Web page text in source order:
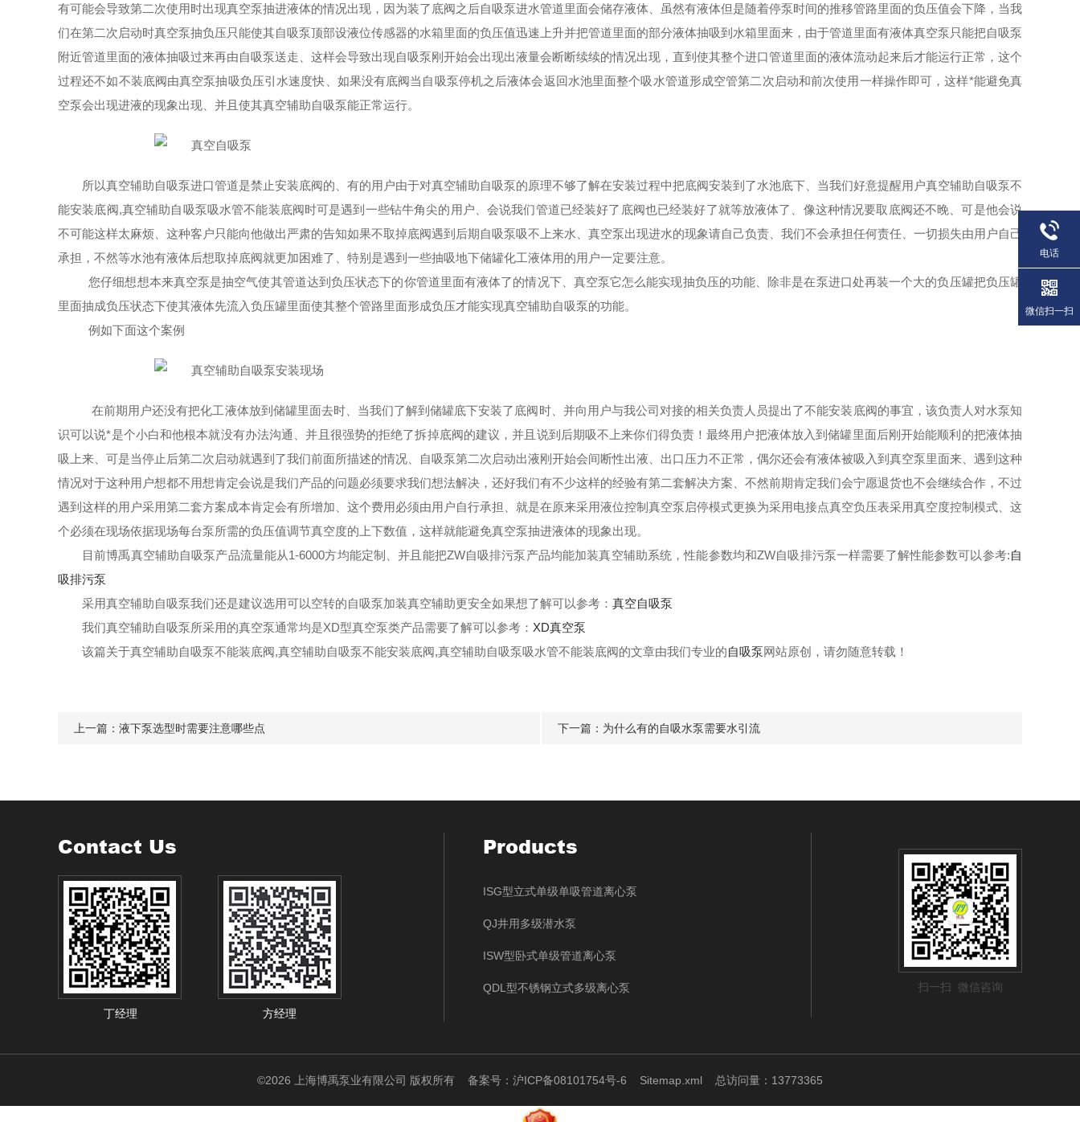
有可能会导致第二次使用时出现真空泵抽进液体的情况出现，因为装了底阀之后自吸泵进水管道里面会储存液体、虽然有液体但是随着停泵时间的推移管路里面的负压值会下降，当我
们在第二次启动时真空泵抽负压只能使其自吸泵顶部设液位传感器的水箱里面的负压值迅速上升并把管道里面的部分液体抽吸到水箱里面来，由于管道里面有液体真空泵只能把自吸泵
附近管道里面的液体抽吸过来再由自吸泵送走、这样会导致出现自吸泵刚开始会出现出液量会断断续续的情况出现，直到使其整个进口管道里面的液体流动起来后才能运行正常，这个
过程还不如不装底阀由真空泵抽吸负压引水速度快、如果没有底阀当自吸泵停机之后液体会返回水池里面整个吸水管道形成空管第二次启动和前次使用一样操作即可，这样*能避免真
空泵会出现进液的现象出现、并且使其真空辅助自吸泵能正常运行。
所以真空辅助自吸泵进口管道是禁止安装底阀的、有的用户由于对真空辅助自吸泵的原理不够了解在安装过程中把底阀安装到了水池底下、当我们好意提醒用户真空辅助自吸泵不
能安装底阀,真空辅助自吸泵吸水管不能装底阀时可是遇到一些钻牛角尖的用户、会说我们管道已经装好了底阀也已经装好了就等放液体了、像这种情况要取底阀还不晚、可是他会说
不可能这样太麻烦、这种客户只能向他做出严肃的告知如果不取掉底阀遇到后期自吸泵吸不上来水、真空泵出现进水的现象请自己负责、我们不会承担任何责任、一切损失由用户自己
承担，不然等水池有液体后想取掉底阀就更加困难了、特别是遇到一些抽吸地下储罐化工液体用的用户一定要注意。
您仔细想想本来真空泵是抽空气使其管道达到负压状态下的你管道里面有液体了的情况下、真空泵它怎么能实现抽负压的功能、除非是在泵进口处再装一个大的负压罐把负压罐
里面抽成负压状态下使其液体先流入负压罐里面使其整个管路里面形成负压才能实现真空辅助自吸泵的功能。
例如下面这个案例
在前期用户还没有把化工液体放到储罐里面去时、当我们了解到储罐底下安装了底阀时、并向用户与我公司对接的相关负责人员提出了不能安装底阀的事宜，该负责人对水泵知
识可以说*是个小白和他根本就没有办法沟通、并且很强势的拒绝了拆掉底阀的建议，并且说到后期吸不上来你们得负责！最终用户把液体放入到储罐里面后刚开始能顺利的把液体抽
吸上来、可是当停止后第二次启动就遇到了我们前面所描述的情况、自吸泵第二次启动出液刚开始会间断性出液、出口压力不正常，偶尔还会有液体被吸入到真空泵里面来、遇到这种
情况对于这种用户想都不用想肯定会说是我们产品的问题必须要求我们想法解决，还好我们有不少这样的经验有第二套解决方案、不然前期肯定我们会宁愿退货也不会继续合作，不过
遇到这样的用户采用第二套方案成本肯定会有所增加、这个费用必须由用户自行承担、就是在原来采用液位控制真空泵启停模式更换为采用电接点真空负压表采用真空度控制模式、这
个必须在现场依据现场每台泵所需的负压值调节真空度的上下数值，这样就能避免真空泵抽进液体的现象出现。
目前博禹真空辅助自吸泵产品流量能从1-6000方均能定制、并且能把ZW自吸排污泵产品均能加装真空辅助系统，性能参数均和ZW自吸排污泵一样需要了解性能参数可以参考:自
吸排污泵
采用真空辅助自吸泵我们还是建议选用可以空转的自吸泵加装真空辅助更安全如果想了解可以参考： 真空自吸泵
我们真空辅助自吸泵所采用的真空泵通常均是XD型真空泵类产品需要了解可以参考： XD真空泵
该篇关于真空辅助自吸泵不能装底阀,真空辅助自吸泵不能安装底阀,真空辅助自吸泵吸水管不能装底阀的文章由我们专业的自吸泵网站原创，请勿随意转载！
上一篇： 液下泵选型时需要注意哪些点 下一篇： 为什么有的自吸水泵需要水引流
Contact Us
丁经理 方经理
Products
ISG型立式单级单吸管道离心泵
QJ井用多级潜水泵
ISW型卧式单级管道离心泵
QDL型不锈钢立式多级离心泵 扫一扫 微信咨询
©2026 上海博禹泵业有限公司 版权所有 备案号：沪ICP备08101754号-6 Sitemap.xml 总访问量：13773365
电话
微信扫一扫